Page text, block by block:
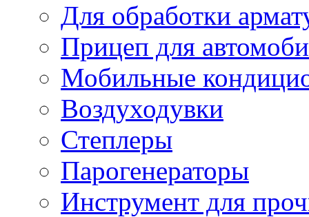
Для обработки
Прицеп для
Мобильные
Воздуходувки
Степлеры
Парогенераторы
Инструмент для